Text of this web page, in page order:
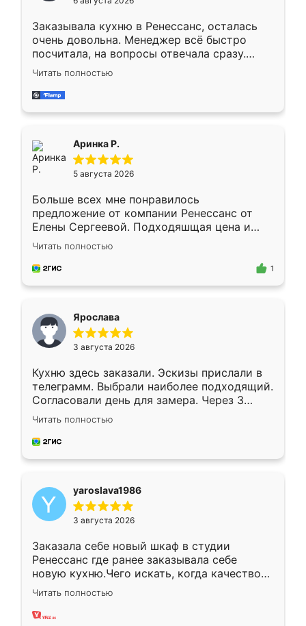
мебели буду заказывать только здесь.
Заказывала кухню в Ренессанс, осталась
очень довольна. Менеджер всё быстро
посчитала, на вопросы отвечала сразу.
Замерщик приехал в субботу, подошёл к
делу со всей ответственностью. Собрали
за день, ребята работали аккуратно, даже
Читать полностью
Аринка Р.
5 августа 2026
Больше всех мне понравилось
предложение от компании Ренессанс от
Елены Сергеевой. Подходяшщая цена и
короткие сроки изготовления. Приехавший
для замера сотрудник Владислав
предложил по моему эскизу самый
Читать полностью
1
Ярослава
3 августа 2026
Кухню здесь заказали. Эскизы прислали в
телеграмм. Выбрали наиболее подходящий.
Согласовали день для замера. Через 3
недели кухня была уже готова. Остались
довольны работой. Спасибо Ренессанс
мебель за качественную работу!
Читать полностью
yaroslava1986
3 августа 2026
Заказала себе новый шкаф в студии
Ренессанс где ранее заказывала себе
новую кухню.Чего искать, когда качеством
вполне довольна. Служит кухня уже почти
два года, нареканий нет.
Читать полностью